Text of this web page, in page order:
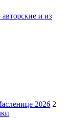
и из
2026 2